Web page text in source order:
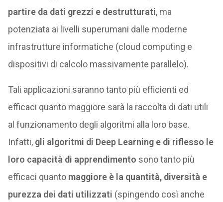
partire da dati grezzi e destrutturati, ma
potenziata ai livelli superumani dalle moderne
infrastrutture informatiche (cloud computing e
dispositivi di calcolo massivamente parallelo).
Tali applicazioni saranno tanto più efficienti ed
efficaci quanto maggiore sarà la raccolta di dati utili
al funzionamento degli algoritmi alla loro base.
Infatti, gli algoritmi di Deep Learning e di riflesso le
loro capacità di apprendimento sono tanto più
efficaci quanto maggiore è la quantità, diversità e
purezza dei dati utilizzati (spingendo così anche